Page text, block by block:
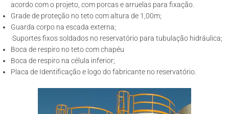
acordo com o projeto, com porcas e arruelas para fixação.
Grade de proteção no teto com altura de 1,00m;
Guarda corpo na escada externa;
·Suportes fixos soldados no reservatório para tubulação hidráulica;
Boca de respiro no teto com chapéu
Boca de respiro na célula inferior;
Placa de Identificação e logo do fabricante no reservatório.